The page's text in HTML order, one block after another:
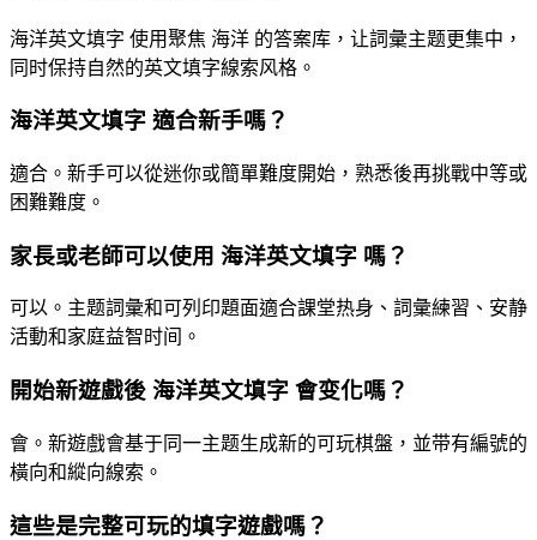
海洋英文填字 使用聚焦 海洋 的答案库，让詞彙主题更集中，
同时保持自然的英文填字線索风格。
海洋英文填字 適合新手嗎？
適合。新手可以從迷你或簡單難度開始，熟悉後再挑戰中等或
困難難度。
家長或老師可以使用 海洋英文填字 嗎？
可以。主题詞彙和可列印題面適合課堂热身、詞彙練習、安静
活動和家庭益智时间。
開始新遊戲後 海洋英文填字 會变化嗎？
會。新遊戲會基于同一主题生成新的可玩棋盤，並带有編號的
橫向和縱向線索。
這些是完整可玩的填字遊戲嗎？